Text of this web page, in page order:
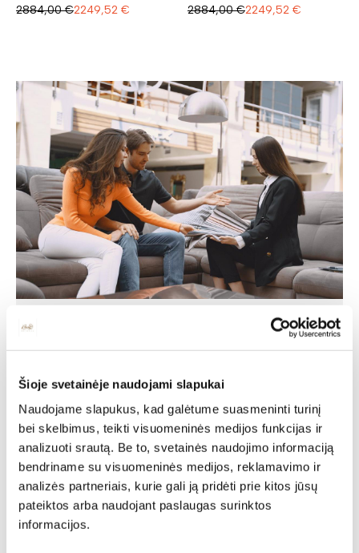
Šioje svetainėje naudojami slapukai
Naudojame slapukus, kad galėtume suasmeninti turinį
bei skelbimus, teikti visuomeninės medijos funkcijas ir
analizuoti srautą. Be to, svetainės naudojimo informaciją
bendriname su visuomeninės medijos, reklamavimo ir
analizės partneriais, kurie gali ją pridėti prie kitos jūsų
pateiktos arba naudojant paslaugas surinktos
informacijos.
2884,00 €2249,52 €
2884,00 €2249,52 €
Individuali
specialisto
konsultacija
Deinavos baldų specialistai puikiai išmanantys ir
pasiruošę Jums padėti susikurti savo svajonių interjerą!
Padėsim parengti planus iš išmatavimus geriausiam
rezultatui pasiekti.